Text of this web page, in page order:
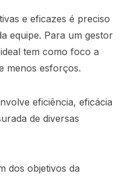
e eficazes é preciso
equipe. Para um gestor
tem como foco a
menos esforços.
eficiência, eficácia
de diversas
dos objetivos da